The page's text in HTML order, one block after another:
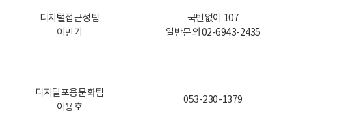
디지털접근성팀
이민기
국번없이 107
일반문의 02-6943-2435
디지털포용문화팀
이용호
053-230-1379